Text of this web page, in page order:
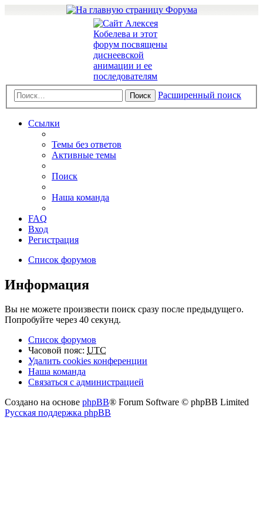
Поиск Расширенный поиск
Ссылки
Темы без ответов
Активные темы
Поиск
Наша команда
FAQ
Вход
Регистрация
Список форумов
Информация
Вы не можете произвести поиск сразу после предыдущего.
Попробуйте через 40 секунд.
Список форумов
Часовой пояс: UTC
Удалить cookies конференции
Наша команда
Связаться с администрацией
Создано на основе phpBB® Forum Software © phpBB Limited
Русская поддержка phpBB